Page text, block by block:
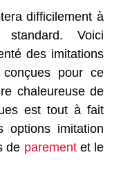
difficilement à
standard. Voici
des imitations
conçues pour ce
chaleureuse de
est tout à fait
options imitation
de parementet le